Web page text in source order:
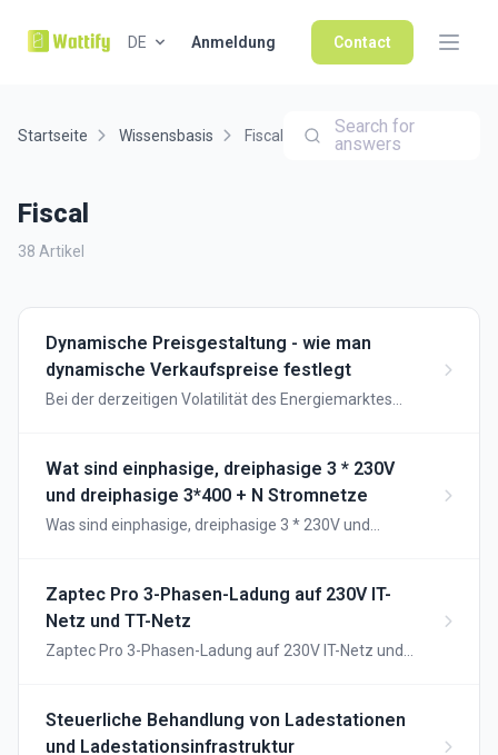
DE Anmeldung Contact
Startseite Wissensbasis Fiscal
Search for
answers
Fiscal
38 Artikel
Dynamische Preisgestaltung - wie man
dynamische Verkaufspreise festlegt
Bei der derzeitigen Volatilität des Energiemarktes
Wat sind einphasige, dreiphasige 3 * 230V
und dreiphasige 3*400 + N Stromnetze
Was sind einphasige, dreiphasige 3 * 230V und
Zaptec Pro 3-Phasen-Ladung auf 230V IT-
Netz und TT-Netz
Zaptec Pro 3-Phasen-Ladung auf 230V IT-Netz und
Steuerliche Behandlung von Ladestationen
und Ladestationsinfrastruktur